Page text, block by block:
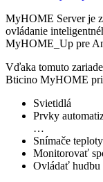
MyHOME Server je
ovládanie
MyHOME_Up pre
Vďaka tomuto
Bticino MyHOME
Svietidlá
Prvky
…
Snímače
Monitorovať
Ovládať hudbu